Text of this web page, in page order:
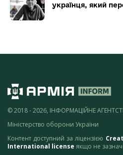
українця, який
© 2018 - 2026, ІНФОРМАЦІЙНЕ
Міністерство оборони України
Контент доступний за ліцензією
International license якщо не